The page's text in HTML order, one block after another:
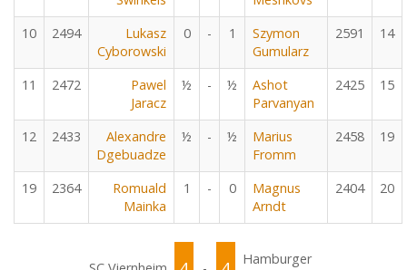
10 2494
Lukasz
Cyborowski
0 - 1
Szymon
Gumularz
2591 14
11 2472
Pawel
Jaracz
½ - ½
Ashot
Parvanyan
2425 15
12 2433
Alexandre
Dgebuadze
½ - ½
Marius
Fromm
2458 19
19 2364
Romuald
Mainka
1 - 0
Magnus
Arndt
2404 20
Hamburger